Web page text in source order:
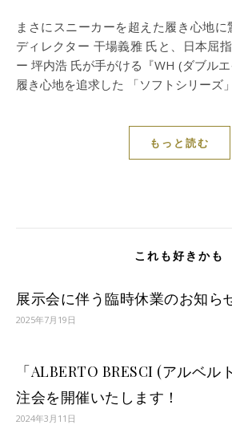
まさにスニーカーを超えた履き心地に驚き！ ファッション
ディレクター 干場義雅 氏と、日本屈
ー 坪内浩 氏が手がける『WH (ダブル
履き心地を追求した 「ソフトシリーズ
もっと読む
これも好きかも
展示会に伴う臨時休業のお知ら
2025年7月19日
「ALBERTO BRESCI (アルベル
注会を開催いたします！
2024年3月11日